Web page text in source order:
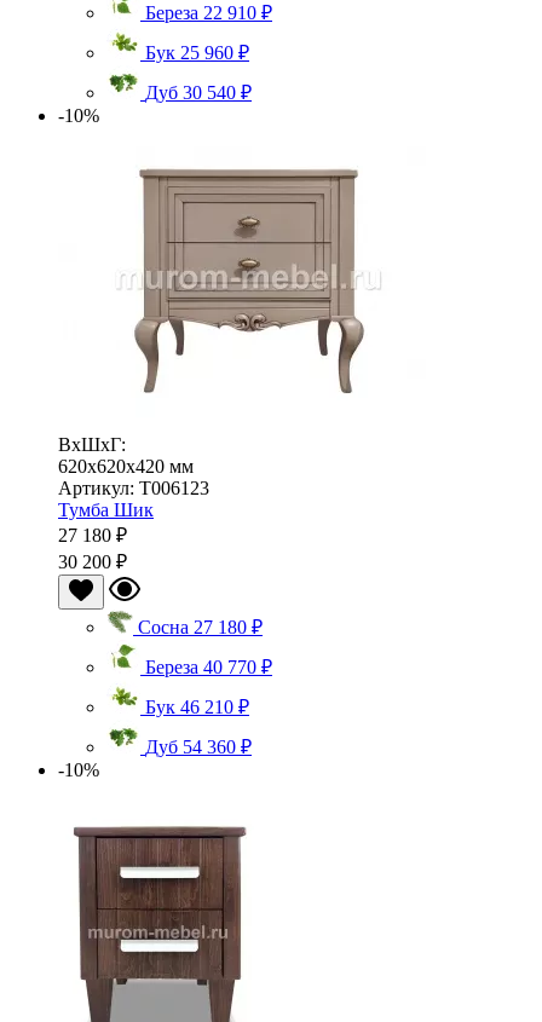
Береза 22 910 ₽
Бук 25 960 ₽
Дуб 30 540 ₽
-10%
ВхШхГ:
620x620x420 мм
Артикул: Т006123
Тумба Шик
27 180 ₽
30 200 ₽
Сосна 27 180 ₽
Береза 40 770 ₽
Бук 46 210 ₽
Дуб 54 360 ₽
-10%